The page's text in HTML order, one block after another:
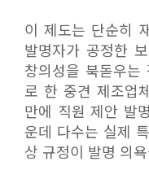
이 제도는 단순히
발명자가 공정한
창의성을 북돋우
로 한 중견 제조업
만에 직원 제안 발
운데 다수는 실제
상 규정이 발명 의